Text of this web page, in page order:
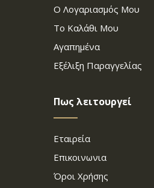
Ο Λογαριασμός Μου
Το Καλάθι Μου
Αγαπημένα
Εξέλιξη Παραγγελίας
Πως λειτουργεί
Εταιρεία
Επικοινωνια
Όροι Χρήσης